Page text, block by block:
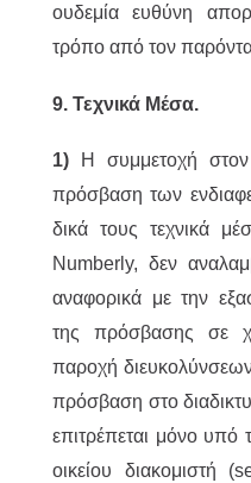
ουδεμία ευθύνη
τρόπο από τον
9. Τεχνικά Μέσα.
1) Η συμμετοχή στον
πρόσβαση των
δικά τους τεχνικά
Numberly, δεν
αναφορικά με την
της πρόσβασης σε
παροχή
πρόσβαση στο
επιτρέπεται μόνο υπό
οικείου διακομιστή